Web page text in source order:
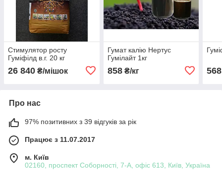
Стимулятор росту
Гуміфілд в.г. 20 кг
26 840 ₴/мішок
Гумат калію Нертус
Гумілайт 1кг
858₴/кг 568
Про нас
97% позитивних з 39 відгуків за рік
Працює з 11.07.2017
м. Київ
02160, проспект Соборності, 7-А, офіс 613, Київ, Україна